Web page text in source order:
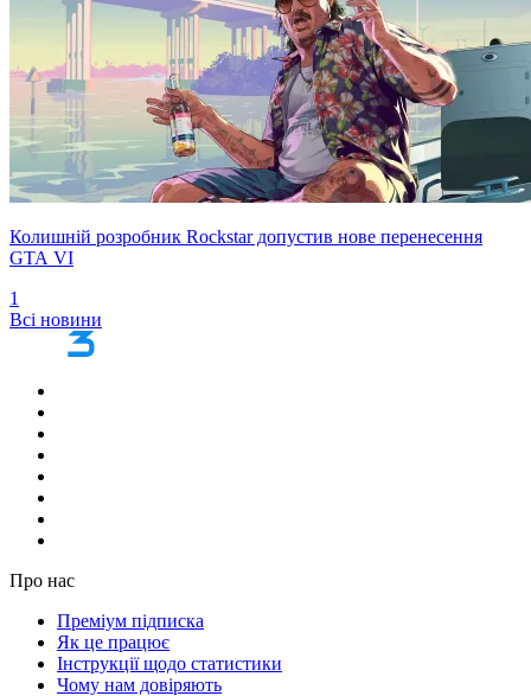
Колишній розробник Rockstar допустив нове перенесення
GTA VI
1
Всі новини
Про нас
Преміум підписка
Як це працює
Інструкції щодо статистики
Чому нам довіряють